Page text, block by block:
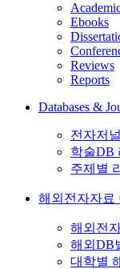
Ebooks
Reviews
Reports
Databases &
전자저
학술DB
주제별
해외전자자료
해외전
해외DB
대학별